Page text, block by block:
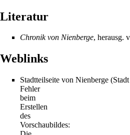
Literatur
Chronik von Nienberge, herausg.
Weblinks
Stadtteilseite von Nienberge
Fehler
beim
Erstellen
des
Vorschaubildes: